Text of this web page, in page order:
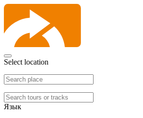
Select location
Язык